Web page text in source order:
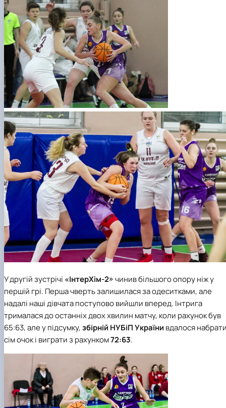
У другій зустрічі «ІнтерХім-2»чинив більшого опору ніж у
першій грі. Перша чверть залишилася за одеситками, але
надалі наші дівчата поступово вийшли вперед. Інтрига
трималася до останніх двох хвилин матчу, коли рахунок був
65:63, але у підсумку,збірній НУБіП України вдалося
сім очок і виграти з рахунком72:63.